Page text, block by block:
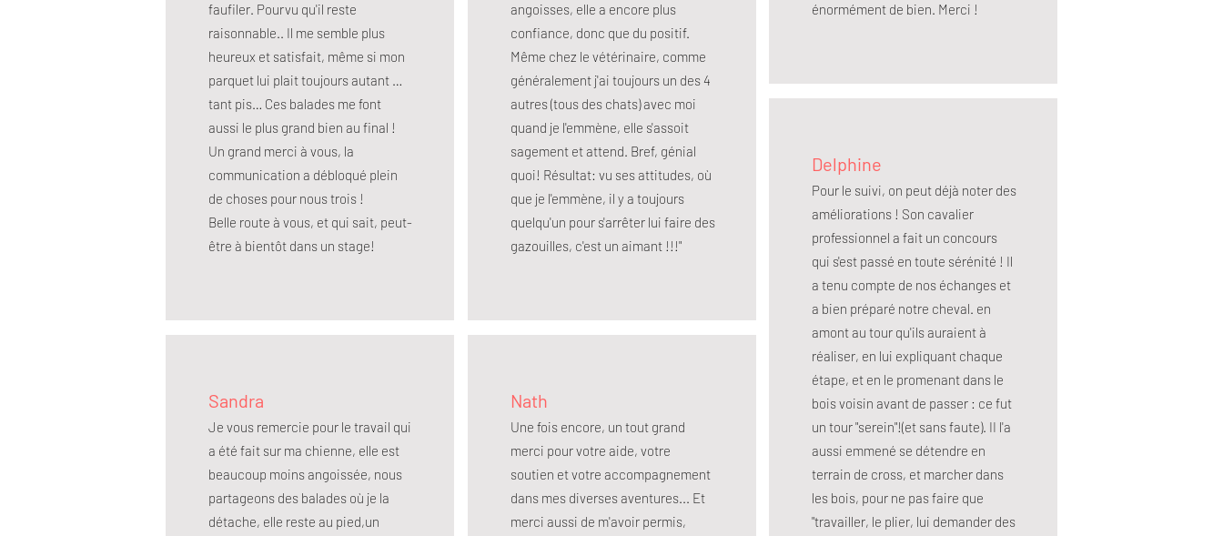
faufiler. Pourvu qu'il reste
raisonnable.. Il me semble plus
heureux et satisfait, même si mon
parquet lui plait toujours autant …
tant pis… Ces balades me font
aussi le plus grand bien au final !
Un grand merci à vous, la
communication a débloqué plein
de choses pour nous trois !
Belle route à vous, et qui sait, peut-
être à bientôt dans un stage!
Sandra
Je vous remercie pour le travail qui
a été fait sur ma chienne, elle est
beaucoup moins angoissée, nous
partageons des balades où je la
détache, elle reste au pied,un
angoisses, elle a encore plus
confiance, donc que du positif.
Même chez le vétérinaire, comme
généralement j'ai toujours un des 4
autres (tous des chats) avec moi
quand je l'emmène, elle s'assoit
sagement et attend. Bref, génial
quoi! Résultat: vu ses attitudes, où
que je l'emmène, il y a toujours
quelqu'un pour s'arrêter lui faire des
gazouilles, c'est un aimant !!!"
Nath
Une fois encore, un tout grand
merci pour votre aide, votre
soutien et votre accompagnement
dans mes diverses aventures... Et
merci aussi de m'avoir permis,
énormément de bien. Merci !
Delphine
Pour le suivi, on peut déjà noter des
améliorations ! Son cavalier
professionnel a fait un concours
qui s'est passé en toute sérénité ! Il
a tenu compte de nos échanges et
a bien préparé notre cheval. en
amont au tour qu'ils auraient à
réaliser, en lui expliquant chaque
étape, et en le promenant dans le
bois voisin avant de passer : ce fut
un tour "serein"!(et sans faute). II l'a
aussi emmené se détendre en
terrain de cross, et marcher dans
les bois, pour ne pas faire que
"travailler, le plier, lui demander des